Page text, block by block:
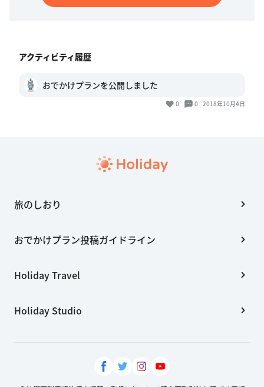
アクティビティ履歴
おでかけプランを公開しました
0 0 2018年10月4日
旅のしおり
おでかけプラン投稿ガイドライン
Holiday Travel
Holiday Studio